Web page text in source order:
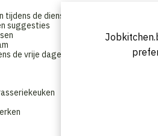
de dienst
suggesties
de vrije dagen van de chef